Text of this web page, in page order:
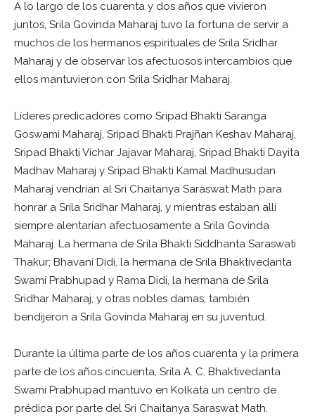
A lo largo de los cuarenta y dos años que vivieron
juntos, Srila Govinda Maharaj tuvo la fortuna de servir a
muchos de los hermanos espirituales de Srila Sridhar
Maharaj y de observar los afectuosos intercambios que
ellos mantuvieron con Srila Sridhar Maharaj.
Líderes predicadores como Sripad Bhakti Saranga
Goswami Maharaj, Sripad Bhakti Prajñan Keshav Maharaj,
Sripad Bhakti Vichar Jajavar Maharaj, Sripad Bhakti Dayita
Madhav Maharaj y Sripad Bhakti Kamal Madhusudan
Maharaj vendrían al Sri Chaitanya Saraswat Math para
honrar a Srila Sridhar Maharaj, y mientras estaban allí
siempre alentarían afectuosamente a Srila Govinda
Maharaj. La hermana de Srila Bhakti Siddhanta Saraswati
Thakur; Bhavani Didi, la hermana de Srila Bhaktivedanta
Swami Prabhupad y Rama Didi, la hermana de Srila
Sridhar Maharaj, y otras nobles damas, también
bendijeron a Srila Govinda Maharaj en su juventud.
Durante la última parte de los años cuarenta y la primera
parte de los años cincuenta, Srila A. C. Bhaktivedanta
Swami Prabhupad mantuvo en Kolkata un centro de
prédica por parte del Sri Chaitanya Saraswat Math.